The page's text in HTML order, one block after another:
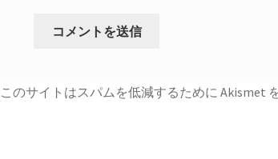
このサイトはスパムを低減するために Akismet